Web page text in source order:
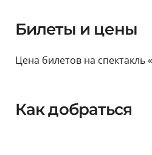
Билеты и цены
Цена билетов на спектакль
Как добраться